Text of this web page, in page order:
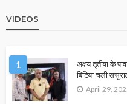
VIDEOS
1
अक्षय तृतीया के
बिटिया चली
April 29,